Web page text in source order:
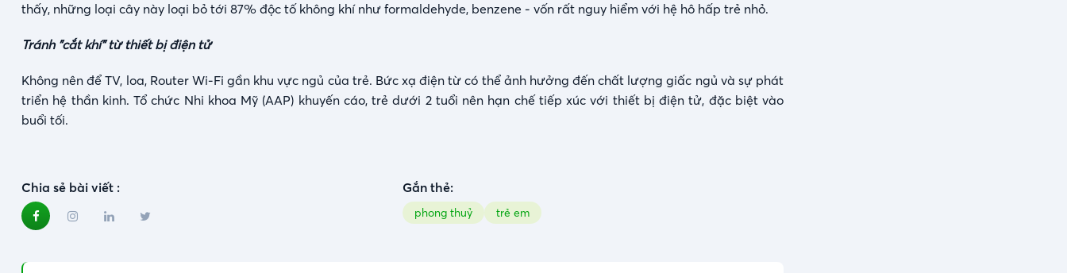
thấy, những loại cây này loại bỏ tới 87% độc tố không khí như formaldehyde, benzene - vốn rất nguy hiểm với hệ hô hấp trẻ nhỏ.
Tránh "cắt khí" từ thiết bị điện tử
Không nên để TV, loa, Router Wi-Fi gần khu vực ngủ của trẻ. Bức xạ điện từ có thể ảnh hưởng đến chất lượng giấc ngủ và sự phát
triển hệ thần kinh. Tổ chức Nhi khoa Mỹ (AAP) khuyến cáo, trẻ dưới 2 tuổi nên hạn chế tiếp xúc với thiết bị điện tử, đặc biệt vào
buổi tối.
Chia sẻ bài viết : Gắn thẻ:
phong thuỷ trẻ em